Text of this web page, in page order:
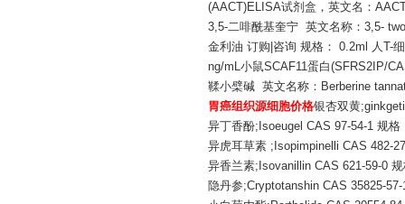
(AACT)ELISA试剂盒，英文名：
3,5-二啡酰基奎宁 英文名称：3,5-
金利油 订购 |咨询 规格： 0.2ml 人T-
ng/mL小鼠SCAF11蛋白(SFRS2IP/
鞣小檗碱 英文名称： Berberine
胃癌组织源细胞价格银杏双黄
异丁香酚;Isoeugel CAS 97-54-1 规格
异虎耳草素 ;Isopimpinelli CAS 482-
异香兰素;Isovanillin CAS 621-59-0
隐丹参;Cryptotanshin CAS 35825-